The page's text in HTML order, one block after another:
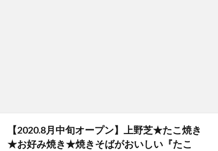
【2020.8月中旬オープン】上野芝★たこ焼き
★お好み焼き★焼きそばがおいしい『たこ